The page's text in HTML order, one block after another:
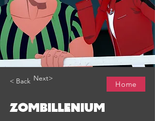
< Back Next>
Home
ZOMBILLENIUM